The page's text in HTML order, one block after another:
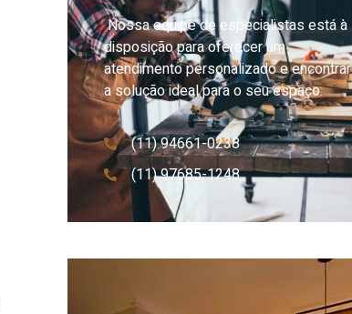
Nossa equipe de especialistas está à
disposição para oferecer um
atendimento personalizado e encontrar
a solução ideal para o seu espaço.
(11) 94661-0238
(11) 97685-1248